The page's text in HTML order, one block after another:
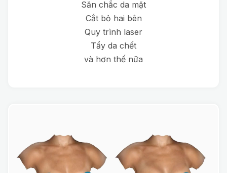
Săn chắc da mặt
Cắt bỏ hai bên
Quy trình laser
Tẩy da chết
và hơn thế nữa